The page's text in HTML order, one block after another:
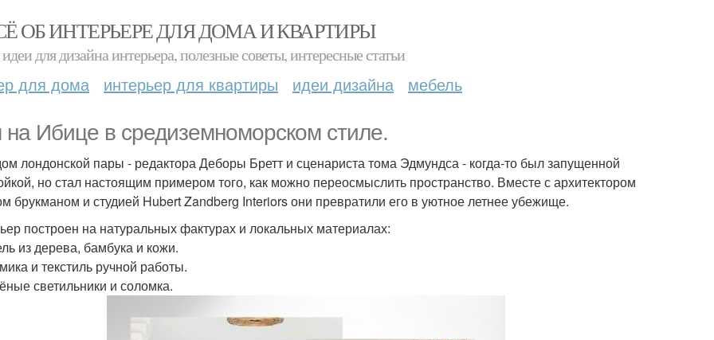
ОБ ИНТЕРЬЕРЕ ДЛЯ ДОМА И КВАРТИРЫ
для дизайна интерьера, полезные советы, интересные статьи
для дома интерьер для квартиры идеи дизайна мебель
Ибице в средиземноморском стиле.
лондонской пары - редактора Деборы Бретт и сценариста тома Эдмундса - когда-то был запущенной
но стал настоящим примером того, как можно переосмыслить пространство. Вместе с архитектором
брукманом и студией Hubert Zandberg Interiors они превратили его в уютное летнее убежище.
построен на натуральных фактурах и локальных материалах:
из дерева, бамбука и кожи.
и текстиль ручной работы.
светильники и соломка.